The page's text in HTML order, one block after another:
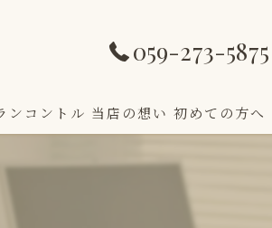
059-273-5875
ンコントル 当店の想い 初めての方へ